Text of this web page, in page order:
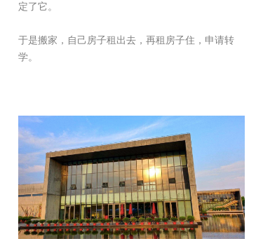
定了它。
于是搬家，自己房子租出去，再租房子住，申请转
学。